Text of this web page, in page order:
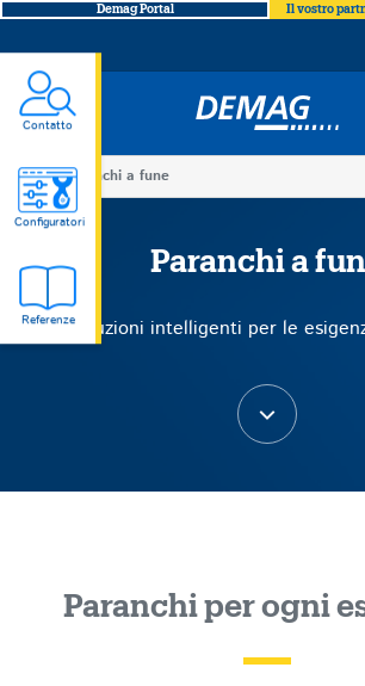
Demag Portal Il vostro
Demag
You
are
here
Paranchi a fune
Contatto
Configuratori
Referenze
Paranchi
a
fune
Paranchi a
Soluzioni intelligenti per le
Paranchi per ogni